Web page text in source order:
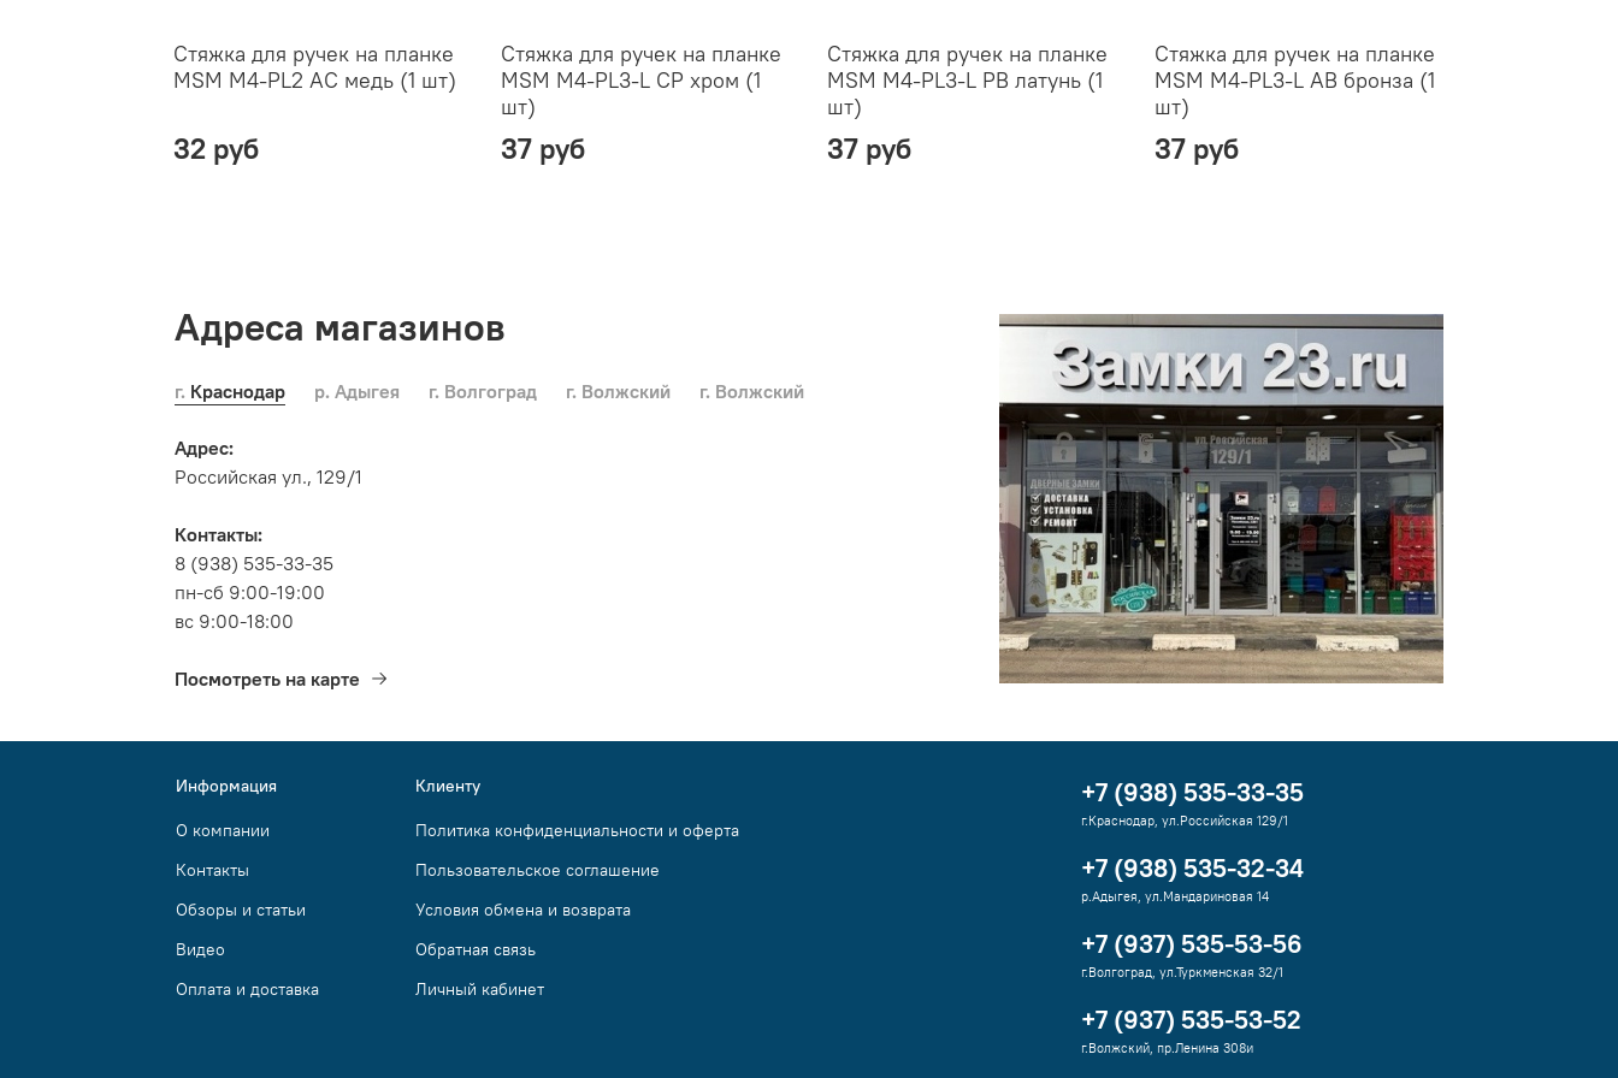
Стяжка для ручек на планке
MSM M4-PL2 AC медь (1 шт)
32 руб
Стяжка для ручек на планке
MSM M4-PL3-L CP хром (1
шт)
37 руб
Стяжка для ручек на планке
MSM M4-PL3-L PB латунь (1
шт)
37 руб
Стяжка для ручек на планке
MSM M4-PL3-L AB бронза (1
шт)
37 руб
Адреса магазинов
г. Краснодар р. Адыгея г. Волгоград г. Волжский г. Волжский
Адрес:
Российская ул., 129/1
Контакты:
8 (938) 535-33-35
пн-сб 9:00-19:00
вс 9:00-18:00
Посмотреть на карте
Информация
О компании
Контакты
Обзоры и статьи
Видео
Оплата и доставка
Клиенту
Политика конфиденциальности и оферта
Пользовательское соглашение
Условия обмена и возврата
Обратная связь
Личный кабинет
+7 (938) 535-33-35
г.Краснодар, ул.Российская 129/1
+7 (938) 535-32-34
р.Адыгея, ул.Мандариновая 14
+7 (937) 535-53-56
г.Волгоград, ул.Туркменская 32/1
+7 (937) 535-53-52
г.Волжский, пр.Ленина 308и